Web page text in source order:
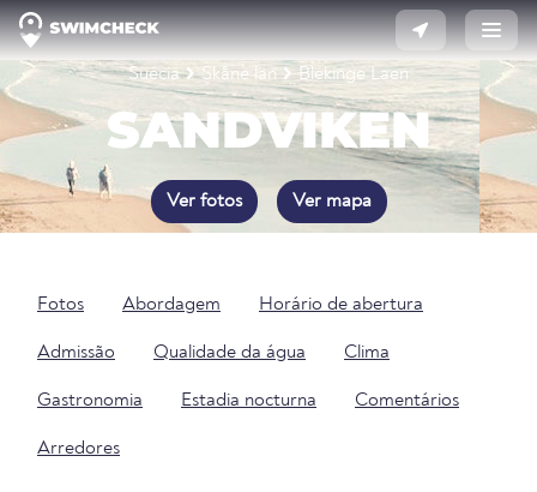
Suécia Skåne län Blekinge Laen
SANDVIKEN
Ver fotos Ver mapa
Fotos Abordagem Horário de abertura
Admissão Qualidade da água Clima
Gastronomia Estadia nocturna Comentários
Arredores